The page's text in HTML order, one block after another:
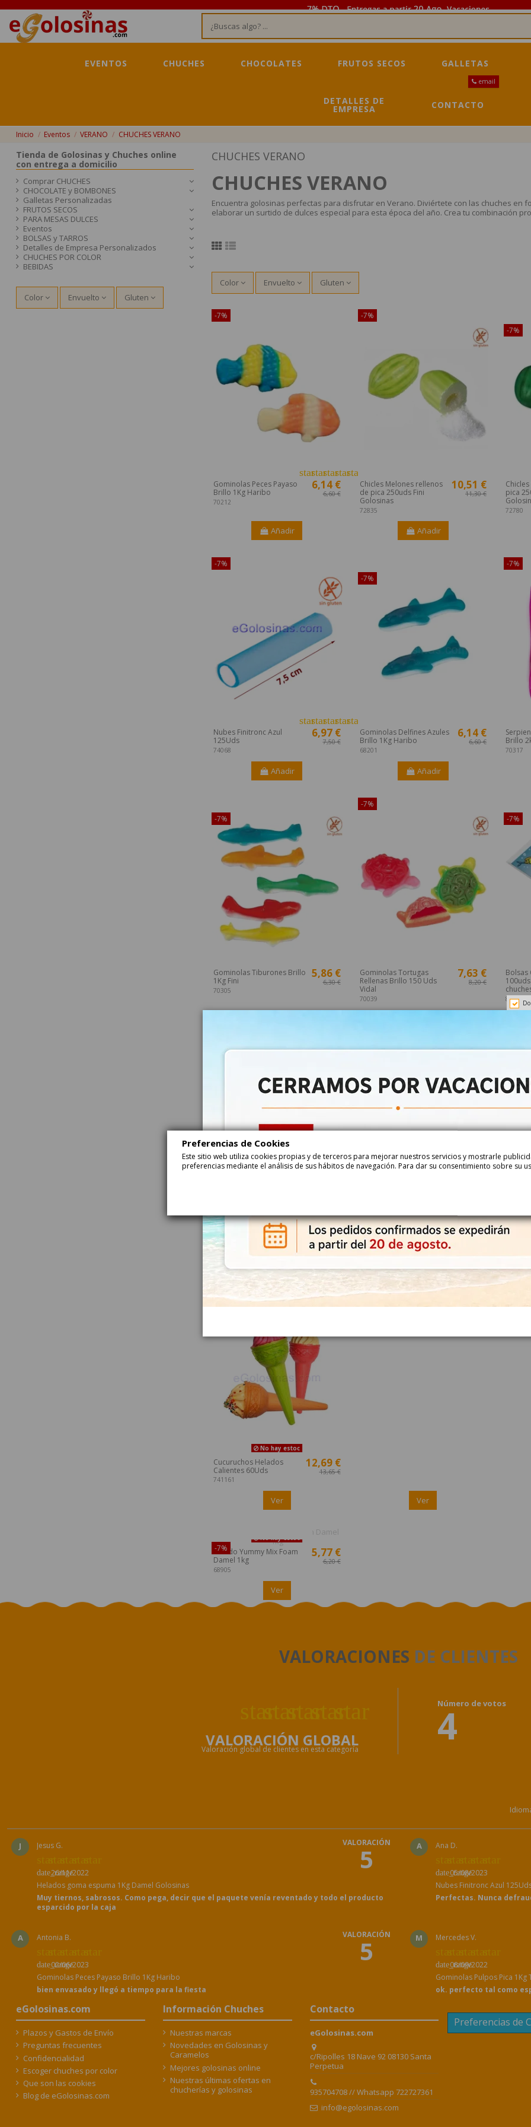
EVENTOS CHUCHES CHOCOLATES FRUTOS SECOS GALLETAS
DETALLES DE
EMPRESA CONTACTO
email
Inicio Eventos VERANO CHUCHES VERANO
CHUCHES VERANO
CHUCHES VERANO
Encuentra golosinas perfectas para disfrutar en Verano. Diviértete con las chuches
elaborar un surtido de dulces especial para esta época del año. Crea tu combinación
Color Envuelto Gluten
-7%
Gominolas Peces Payaso
Brillo 1Kg Haribo
70212
6,14 €
6,60 €
starstarstarstarstar
Añadir
-7%
Chicles Melones rellenos
de pica 250uds Fini
Golosinas
72835
10,51 €
11,30 €
Añadir
-7%
pica
72780
-7%
Nubes Finitronc Azul
125Uds
74068
6,97 €
7,50 €
starstarstarstarstar
Añadir
-7%
Gominolas Delfines Azules
Brillo 1Kg Haribo
68201
6,14 €
6,60 €
Añadir
-7%
Brillo
70317
-7%
Gominolas Tiburones Brillo
1Kg Fini
70305
5,86 €
6,30 €
-7%
Gominolas Tortugas
Rellenas Brillo 150 Uds
Vidal
70039
7,63 €
8,20 €
-7%
Bolsas
83710
-7%
Gominolas Estrellas de Mar
Brillo 1Kg Trolli
70474
5,86 €
6,30 €
Añadir
¡Disponible sólo en Internet!
Helados de Gominola
Espuma 250uds Damel
70505
8,97 €
9,65 €
-7%
Nubes
100uds
¡Disponible sólo en Internet!
-7%
No hay estoc
Cucuruchos Helados
Calientes 60Uds
741161
12,69 €
13,65 €
Ver
-7%
13,81 €
Ver
-7%
No hay estoc
Surtido Yummy Mix Foam
Damel 1kg
68905
5,77 €
6,20 €
Ver
Tienda de Golosinas y Chuches online
con entrega a domicilio
Comprar CHUCHES
CHOCOLATE y BOMBONES
Galletas Personalizadas
FRUTOS SECOS
PARA MESAS DULCES
Eventos
BOLSAS y TARROS
Detalles de Empresa Personalizados
CHUCHES POR COLOR
BEBIDAS
Color Envuelto Gluten
VALORACIONES DE CLIENTES
VALORACIÓN GLOBAL
Valoración global de clientes en esta categoría
Número de votos
4
J Jesus G.
date_range
26/11/2022
Helados goma espuma 1Kg Damel Golosinas
Muy tiernos, sabrosos. Como pega, decir que el paquete venía reventado y todo el producto
esparcido por la caja
VALORACIÓN
5 A Ana D.
date_range
05/08/2023
Nubes Finitronc Azul
Perfectas. Nunca
A Antonia B.
date_range
02/06/2023
Gominolas Peces Payaso Brillo 1Kg Haribo
bien envasado y llegó a tiempo para la fiesta
VALORACIÓN
5 M Mercedes V.
date_range
08/09/2022
Gominolas Pulpos Pica 1Kg
ok. perfecto tal como
eGolosinas.com
Plazos y Gastos de Envío
Preguntas frecuentes
Confidencialidad
Escoger chuches por color
Que son las cookies
Blog de eGolosinas.com
Información Chuches
Nuestras marcas
Novedades en Golosinas y
Caramelos
Mejores golosinas online
Nuestras últimas ofertas en
chucherías y golosinas
Contacto
eGolosinas.com
c/Ripolles 18 Nave 92 08130 Santa
Perpetua
935704708 // Whatsapp 722727361
info@egolosinas.com
Preferencias de
Preferencias de Cookies
Este sitio web utiliza cookies propias y de terceros para mejorar nuestros servicios y mostrarle
preferencias mediante el análisis de sus hábitos de navegación. Para dar su consentimiento sobre su